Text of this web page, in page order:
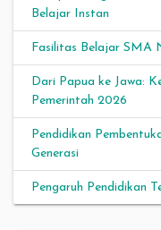
Belajar Instan
Fasilitas Belajar SMA
Dari Papua ke Jawa:
Pemerintah 2026
Pendidikan
Generasi
Pengaruh Pendidikan